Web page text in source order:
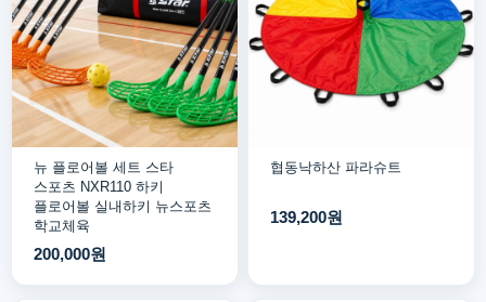
뉴 플로어볼 세트 스타
스포츠 NXR110 하키
플로어볼 실내하키 뉴스포츠
학교체육
200,000원
협동낙하산 파라슈트
139,200원